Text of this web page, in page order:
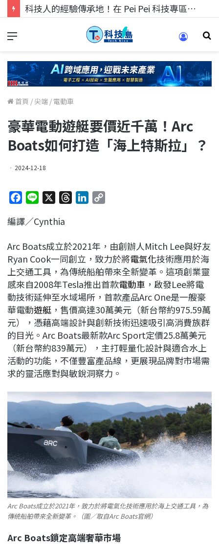
科技人的經驗傳承地！在 Pei Pei 科技專區，與學弟妹交流最硬核的技術
首頁 /尖端 / 電動車
豪華電動遊艇要價近千萬！Arc
Boats如何打造「海上特斯拉」？
2024-12-18
c
b
o
o
k
n
a
d
s
e
d
I
n
L
i
n
k
編譯／Cynthia
Arc Boats成立於2021年，由創辦人Mitch Lee與好友
Ryan Cook一同創立，致力於將電氣化技術應用於海
上交通工具，為傳統船舶帶來全新變革。這項創業靈
感來自2008年Tesla推出首款電動車 ，啟發Lee將電
動技術延伸至水域場所，首款產品Arc One是一艘豪
華電動遊艇 ，售價高達30萬美元（新台幣約975.59萬
元），憑藉高端設計與創新技術迅速吸引高消費族群
的目光。Arc Boats最新款Arc Sport定價25.8萬美元
（新台幣約839萬元），主打輕量化設計與適合水上
活動的功能，不僅豐富產品線，更展現品牌對市場需
求的靈活應對與敏銳洞察力。
Arc Boats成立於2021年，致力於將電氣化技術應用於海上交通工具，為
傳統船舶帶來全新變革。（圖／取自Arc Boats官網）
Arc Boats鎖定高端奢華市場